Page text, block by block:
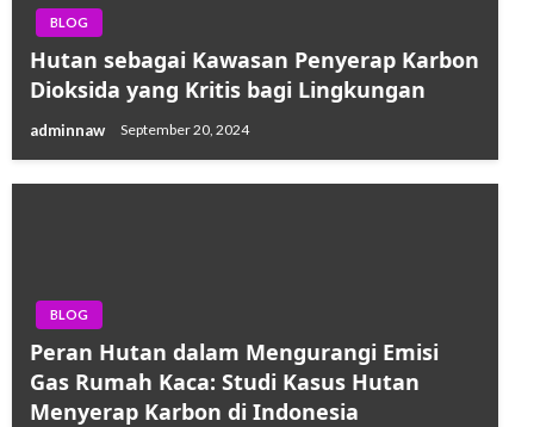
BLOG
Hutan sebagai Kawasan Penyerap Karbon
Dioksida yang Kritis bagi Lingkungan
adminnaw September 20, 2024
BLOG
Peran Hutan dalam Mengurangi Emisi
Gas Rumah Kaca: Studi Kasus Hutan
Menyerap Karbon di Indonesia